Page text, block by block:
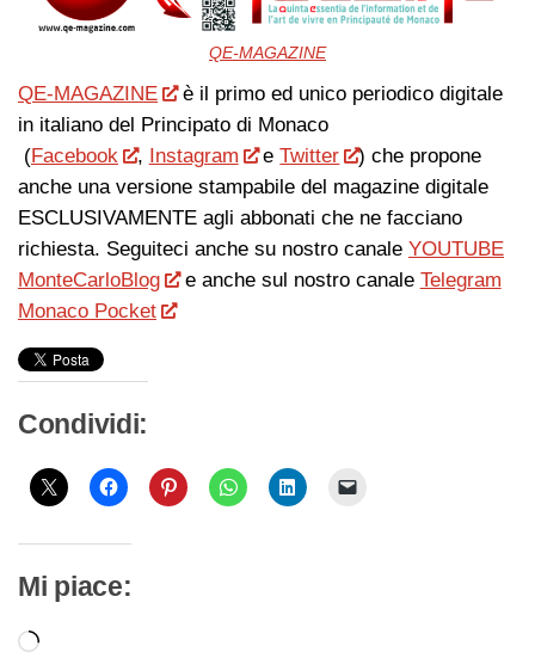
QE-MAGAZINE
QE-MAGAZINE
è il primo ed unico periodico digitale
in italiano del Principato di Monaco
(Facebook , Instagram eTwitter
) che propone
anche una versione stampabile del magazine digitale
ESCLUSIVAMENTE agli abbonati che ne facciano
richiesta. Seguiteci anche su nostro canale YOUTUBE
MonteCarloBlog
e anche sul nostro canale Telegram
Monaco Pocket
Condividi:
Mi piace:
Caricamento